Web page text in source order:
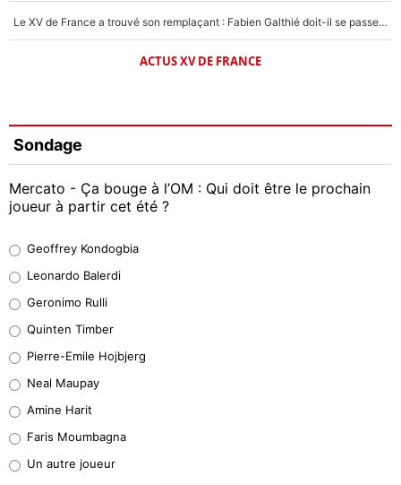
Le XV de France a trouvé son remplaçant : Fabien Galthié doit-il se passer d'Antoine Dupont ?
ACTUS XV DE FRANCE
Sondage
Mercato - Ça bouge à l’OM : Qui doit être le prochain
joueur à partir cet été ?
38%
32%
5%
1%
9%
Geoffrey Kondogbia
Leonardo Balerdi
Geronimo Rulli
Quinten Timber
Pierre-Emile Hojbjerg
Neal Maupay
Amine Harit
Faris Moumbagna
Un autre joueur